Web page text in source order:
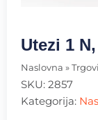
Utezi 1
Naslovna »
SKU: 2857
Kategorija: